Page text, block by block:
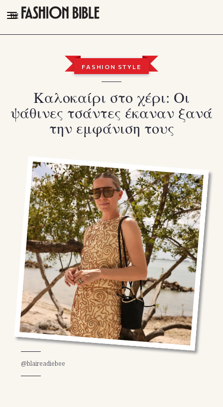
THE FASHION BIBLE
TALK OF THE TOWN
PLEASURES
Facebook
Instagram
Youtube
TikTok
X(Twitter)
FASHION STYLE
Καλοκαίρι στο χέρι: Οι
ψάθινες τσάντες έκαναν ξανά
την εμφάνιση τους
@blaireadiebee